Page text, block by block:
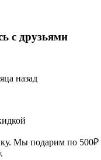
с друзьями
назад
Мы подарим по 500₽